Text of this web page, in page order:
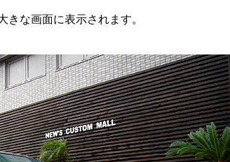
な画面に表示されます。